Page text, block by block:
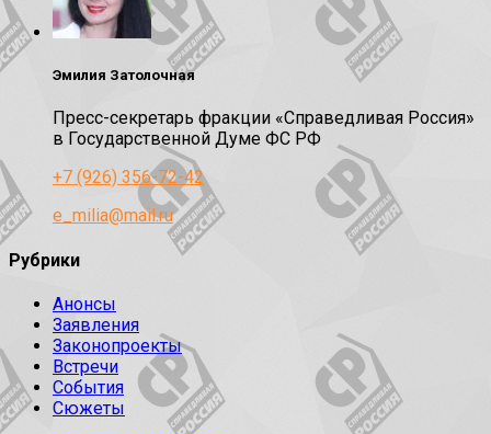
Эмилия Затолочная
Пресс-секретарь фракции «Справедливая Россия»
в Государственной Думе ФС РФ
+7 (926) 356-72-42
e_milia@mail.ru
Рубрики
Анонсы
Заявления
Законопроекты
Встречи
События
Сюжеты